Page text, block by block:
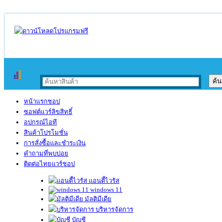
หน้าแรกชอป
ซอฟต์แวร์ลิขสิทธิ์
อุปกรณ์ไอที
สินค้าโปรโมชั่น
การสั่งซื้อและชำระเงิน
คำถามที่พบบ่อย
ติดต่อไทยแวร์ชอป
แอนตี้ไวรัส
windows 11
มัลติมีเดีย
บริหารจัดการ
บัญชี